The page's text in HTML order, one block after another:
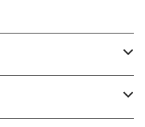
代 K-B0042